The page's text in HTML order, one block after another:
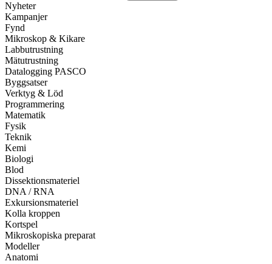
Nyheter
Kampanjer
Fynd
Mikroskop & Kikare
Labbutrustning
Mätutrustning
Datalogging PASCO
Byggsatser
Verktyg & Löd
Programmering
Matematik
Fysik
Teknik
Kemi
Biologi
Blod
Dissektionsmateriel
DNA / RNA
Exkursionsmateriel
Kolla kroppen
Kortspel
Mikroskopiska preparat
Modeller
Anatomi